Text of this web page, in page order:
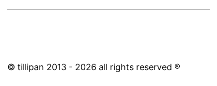
© tillipan 2013 - 2026 all rights reserved ®